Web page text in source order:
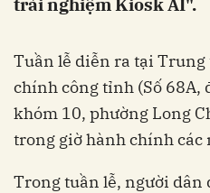
trải nghiệm Kiosk AI".
Tuần lễ diễn ra tại Trung
chính công tỉnh (Số 68A,
khóm 10, phường Long
trong giờ hành chính các
Trong tuần lễ, người dân